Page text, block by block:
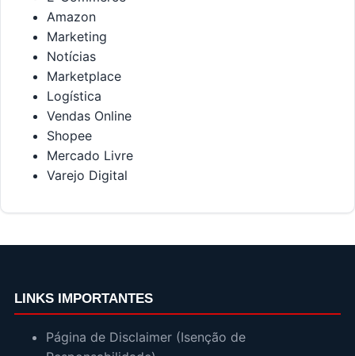
Amazon
Marketing
Notícias
Marketplace
Logística
Vendas Online
Shopee
Mercado Livre
Varejo Digital
LINKS IMPORTANTES
Página de Disclaimer (Isenção de